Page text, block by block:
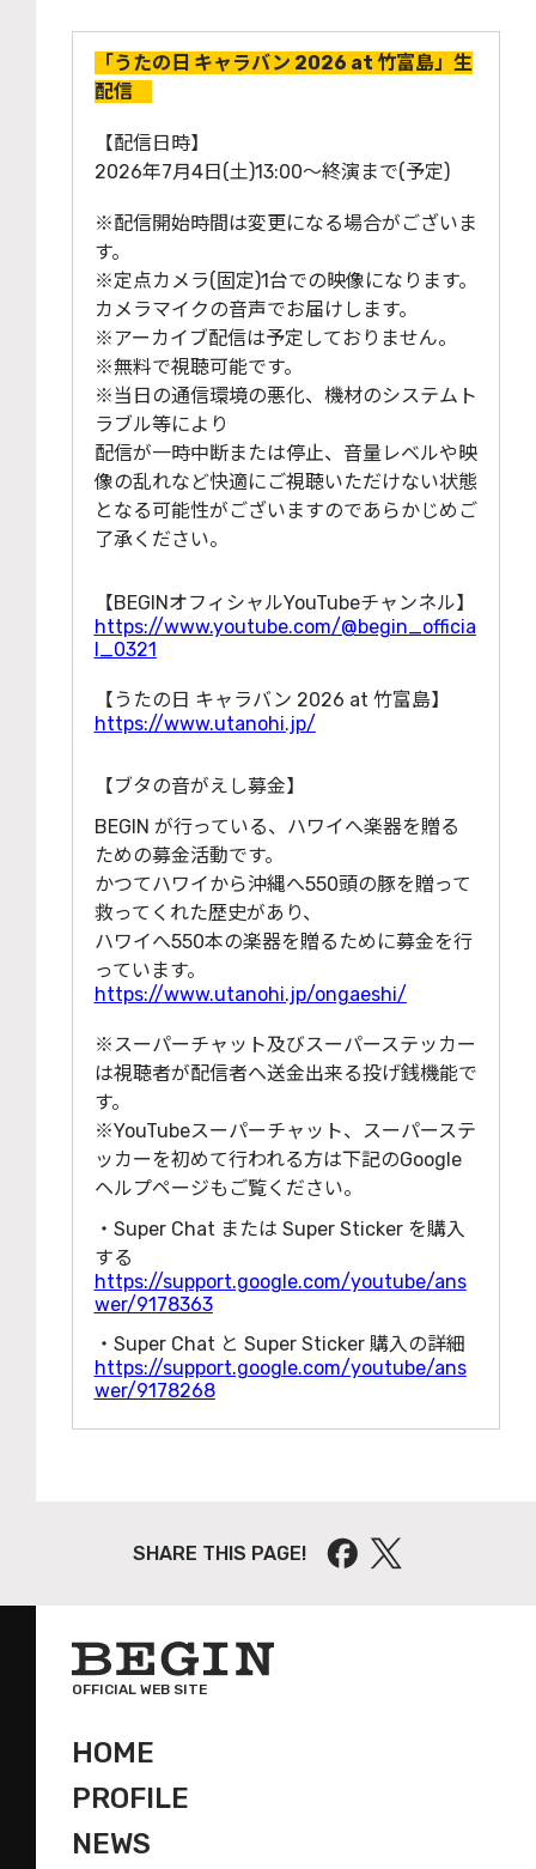
「うたの⽇ キャラバン 2026 at ⽵富島」⽣
配信
【配信⽇時】
2026年7⽉4⽇(⼟)13:00〜終演まで(予定)
※配信開始時間は変更になる場合がございま
す。
※定点カメラ(固定)1台での映像になります。
カメラマイクの⾳声でお届けします。
※アーカイブ配信は予定しておりません。
※無料で視聴可能です。
※当⽇の通信環境の悪化、機材のシステムト
ラブル等により
配信が⼀時中断または停⽌、⾳量レベルや映
像の乱れなど快適にご視聴いただけない状態
となる可能性がございますのであらかじめご
了承ください。
【BEGINオフィシャルYouTubeチャンネル】
https://www.youtube.com/@begin_officia
l_0321
【うたの⽇ キャラバン 2026 at ⽵富島】
https://www.utanohi.jp/
【ブタの⾳がえし募⾦】
BEGIN が⾏っている、ハワイへ楽器を贈る
ための募⾦活動です。
かつてハワイから沖縄へ550頭の豚を贈って
救ってくれた歴史があり、
ハワイへ550本の楽器を贈るために募⾦を⾏
っています。
https://www.utanohi.jp/ongaeshi/
※スーパーチャット及びスーパーステッカー
は視聴者が配信者へ送⾦出来る投げ銭機能で
す。
※YouTubeスーパーチャット、スーパーステ
ッカーを初めて⾏われる⽅は下記のGoogle
ヘルプページもご覧ください。
・Super Chat または Super Sticker を購⼊
する
https://support.google.com/youtube/ans
wer/9178363
・Super Chat と Super Sticker 購⼊の詳細
https://support.google.com/youtube/ans
wer/9178268
SHARE THIS PAGE!
OFFICIAL WEB SITE
HOME
PROFILE
NEWS